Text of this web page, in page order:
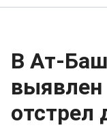
В Ат-
отстрел